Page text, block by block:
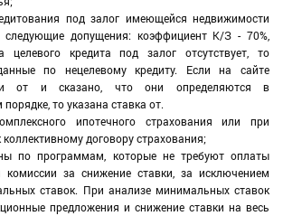
под залог имеющейся недвижимости
следующие допущения: коэффициент К/З - 70%,
целевого кредита под залог отсутствует, то
по нецелевому кредиту. Если на сайте
от и сказано, что они определяются в
то указана ставка от.
ипотечного страхования или при
договору страхования;
по программам, которые не требуют оплаты
комиссии за снижение ставки, за исключением
ставок. При анализе минимальных ставок
предложения и снижение ставки на весь